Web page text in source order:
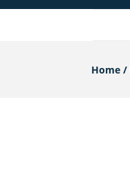
Home /